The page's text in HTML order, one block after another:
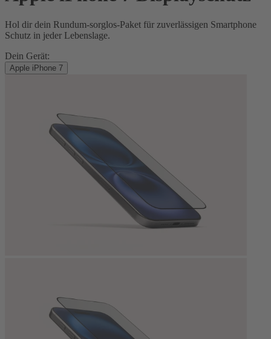
Hol dir dein Rundum-sorglos-Paket für zuverlässigen Smartphone
Schutz in jeder Lebenslage.
Dein Gerät:
Apple iPhone 7